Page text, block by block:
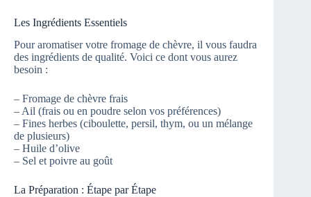
Les Ingrédients Essentiels
Pour aromatiser votre fromage de chèvre, il vous faudra
des ingrédients de qualité. Voici ce dont vous aurez
besoin :
– Fromage de chèvre frais
– Ail (frais ou en poudre selon vos préférences)
– Fines herbes (ciboulette, persil, thym, ou un mélange
de plusieurs)
– Huile d’olive
– Sel et poivre au goût
La Préparation : Étape par Étape